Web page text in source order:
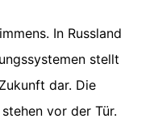
In Russland
stellt
dar. Die
vor der Tür.